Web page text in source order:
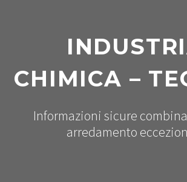
CHIMICA –
Informazioni sicure
arredamento